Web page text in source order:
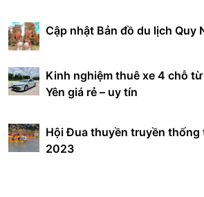
Cập nhật Bản đồ du lịch Quy
Kinh nghiệm thuê xe 4 chỗ
Yên giá rẻ – uy tín
Hội Đua thuyền truyền thống
2023